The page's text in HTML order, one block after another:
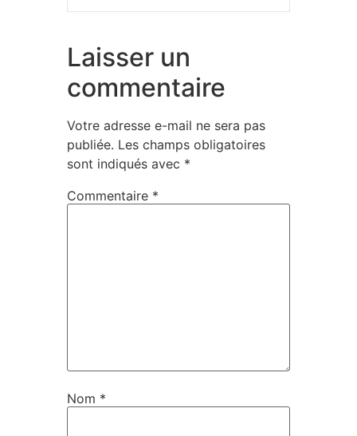
Laisser un
commentaire
Votre adresse e-mail ne sera pas
publiée. Les champs obligatoires
sont indiqués avec *
Commentaire *
Nom *